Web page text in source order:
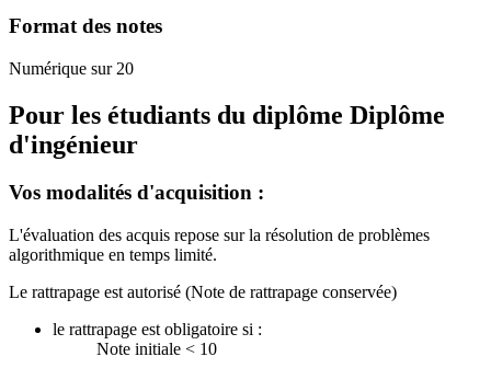
Format des notes
Numérique sur 20
Pour les étudiants du diplôme Diplôme
d'ingénieur
Vos modalités d'acquisition :
L'évaluation des acquis repose sur la résolution de problèmes
algorithmique en temps limité.
Le rattrapage est autorisé (Note de rattrapage conservée)
le rattrapage est obligatoire si :
Note initiale < 10